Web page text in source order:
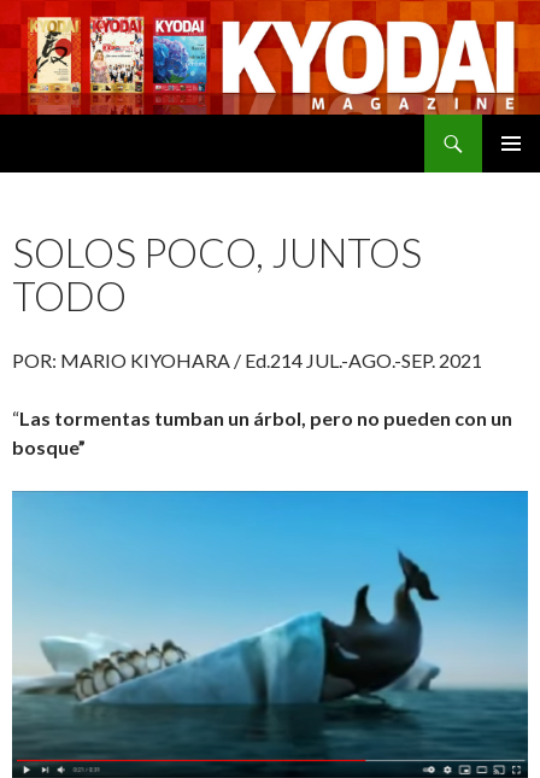
SOLOS POCO, JUNTOS
TODO
POR: MARIO KIYOHARA / Ed.214 JUL.-AGO.-SEP. 2021
“Las tormentas tumban un árbol, pero no pueden con un
bosque”